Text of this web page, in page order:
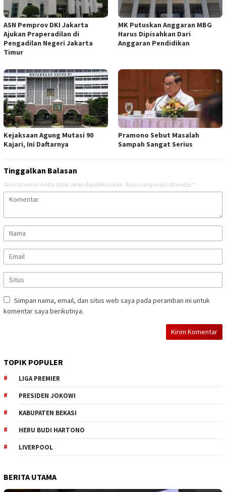
ASN Pemprov DKI Jakarta
Ajukan Praperadilan di
Pengadilan Negeri Jakarta
Timur
MK Putuskan Anggaran MBG
Harus Dipisahkan Dari
Anggaran Pendidikan
Kejaksaan Agung Mutasi 90
Kajari, Ini Daftarnya
Pramono Sebut Masalah
Sampah Sangat Serius
Tinggalkan Balasan
Alamat email Anda tidak akan dipublikasikan. Ruas yang wajib ditandai *
Simpan nama, email, dan situs web saya pada peramban ini untuk
komentar saya berikutnya.
TOPIK POPULER
LIGA PREMIER
PRESIDEN JOKOWI
KABUPATEN BEKASI
HERU BUDI HARTONO
LIVERPOOL
BERITA UTAMA